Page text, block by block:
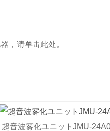
，请单击此处。
超音波雾化ユニットJMU-